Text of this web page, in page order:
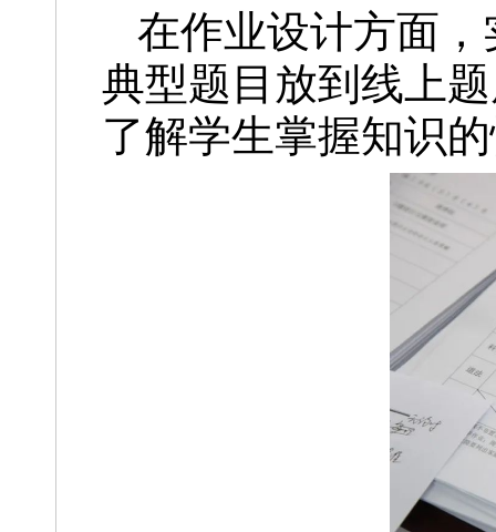
在作业设计方面
典型题目放到线上
了解学生掌握知识